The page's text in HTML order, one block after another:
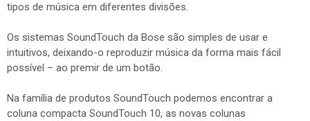
tipos de música em diferentes divisões.
Os sistemas SoundTouch da Bose são simples de usar e
intuitivos, deixando-o reproduzir música da forma mais fácil
possível – ao premir de um botão.
Na família de produtos SoundTouch podemos encontrar a
coluna compacta SoundTouch 10, as novas colunas